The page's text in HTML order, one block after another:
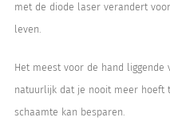
met de diode laser verandert
leven.
Het meest voor de hand
natuurlijk dat je nooit meer hoeft
schaamte kan besparen.